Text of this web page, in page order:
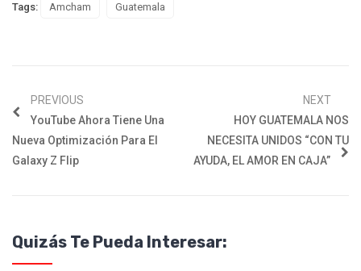
Tags: Amcham Guatemala
PREVIOUS
YouTube Ahora Tiene Una
Nueva Optimización Para El
Galaxy Z Flip
NEXT
HOY GUATEMALA NOS
NECESITA UNIDOS “CON TU
AYUDA, EL AMOR EN CAJA”
Quizás Te Pueda Interesar: